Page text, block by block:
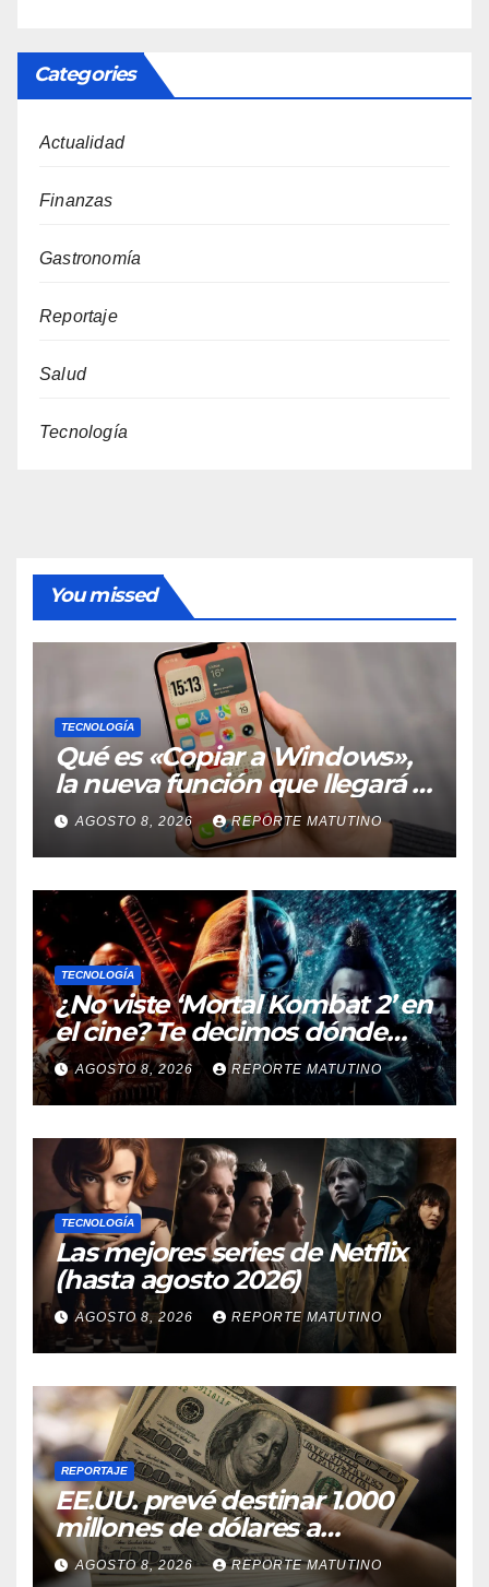
Categories
Actualidad
Finanzas
Gastronomía
Reportaje
Salud
Tecnología
You missed
TECNOLOGÍA
Qué es «Copiar a Windows»,
la nueva función que llegará al
iPhone solo para Europa
AGOSTO 8, 2026 REPORTE MATUTINO
TECNOLOGÍA
¿No viste ‘Mortal Kombat 2’ en
el cine? Te decimos dónde
verla en streaming ahora
mismo y te damos tres
razones para hacerlo
AGOSTO 8, 2026 REPORTE MATUTINO
TECNOLOGÍA
Las mejores series de Netflix
(hasta agosto 2026)
AGOSTO 8, 2026 REPORTE MATUTINO
REPORTAJE
EE.UU. prevé destinar 1.000
millones de dólares a
Colombia para un paquete de
AGOSTO 8, 2026 REPORTE MATUTINO